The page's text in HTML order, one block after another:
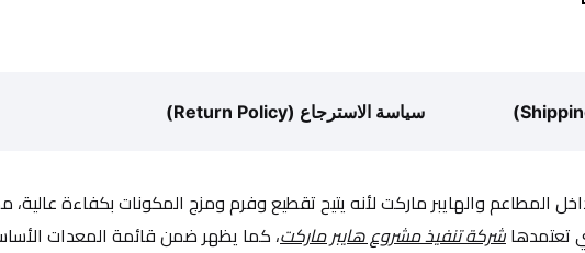
سياسة الاسترجاع (Return Policy)
المطاعم والهايبر ماركت لأنه يتيح تقطيع وفرم ومزج المكونات بكفاءة
تعتمدها شركة تنفيذ مشروع هايبر ماركت، كما يظهر ضمن قائمة المعدات